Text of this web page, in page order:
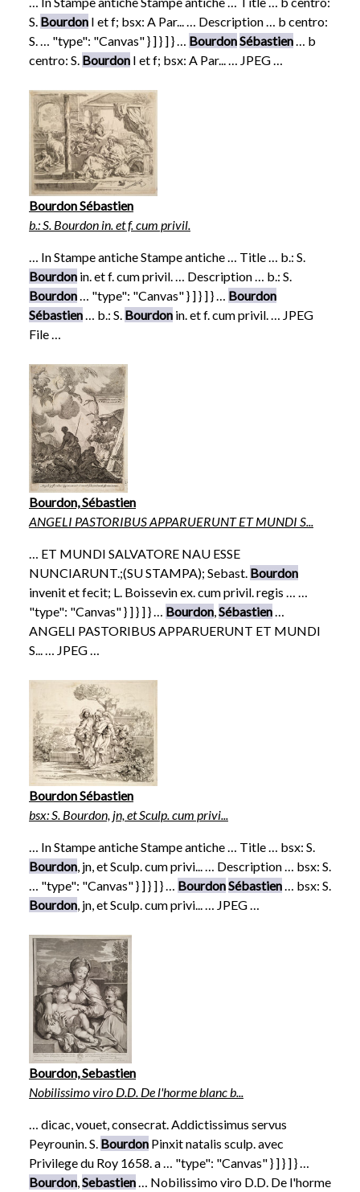
S. Bourdon I et f; bsx: A Par... … Description … b centro:
S. … "type": "Canvas" } ] } ] } … BourdonSébastien… b
centro: S. Bourdon I et f; bsx: A Par... … JPEG …
Bourdon Sébastien
b.: S. Bourdon in. et f. cum privil.
… In Stampe antiche Stampe antiche … Title … b.: S.
Bourdon in. et f. cum privil. … Description … b.: S.
Bourdon … "type": "Canvas" } ] } ] } … Bourdon
Sébastien … b.: S. Bourdon in. et f. cum privil. … JPEG
File …
Bourdon, Sébastien
ANGELI PASTORIBUS APPARUERUNT ET MUNDI S...
… ET MUNDI SALVATORE NAU ESSE
NUNCIARUNT.;(SU STAMPA); Sebast. Bourdon
invenit et fecit; L. Boissevin ex. cum privil. regis … …
"type": "Canvas" } ] } ] } … Bourdon Sébastien
ANGELI PASTORIBUS APPARUERUNT ET MUNDI
S... … JPEG …
Bourdon Sébastien
bsx: S. Bourdon, jn, et Sculp. cum privi...
… In Stampe antiche Stampe antiche … Title … bsx: S.
Bourdon , jn, et Sculp. cum privi... … Description … bsx: S.
… "type": "Canvas" } ] } ] } … BourdonSébastien … bsx: S.
Bourdon , jn, et Sculp. cum privi... … JPEG …
Bourdon, Sebastien
Nobilissimo viro D.D. De l'horme blanc b...
… dicac, vouet, consecrat. Addictissimus servus
Peyrounin. S. Bourdon Pinxit natalis sculp. avec
Privilege du Roy 1658. a … "type": "Canvas" } ] } ] } …
Bourdon Sebastien … Nobilissimo viro D.D. De l'horme